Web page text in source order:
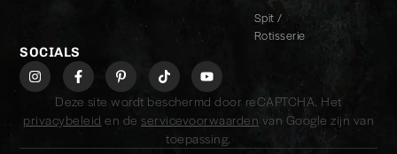
Spit /
Rotisserie
SOCIALS
Deze site wordt beschermd door reCAPTCHA. Het
privacybeleid en de servicevoorwaarden van Google zijn van
toepassing.